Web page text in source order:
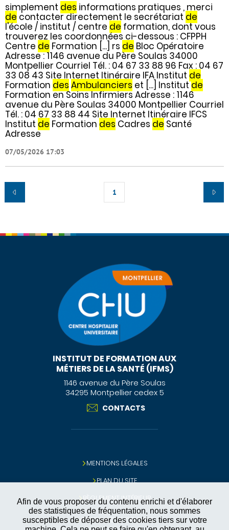
Afin de vous proposer du contenu enrichi et d'élaborer
des statistiques de fréquentation, nous sommes
susceptibles de déposer des cookies tiers sur votre
simplement des informations pratiques , merci
de contacter directement le secrétariat de
l'école / institut / centre de formation, dont vous
trouverez les coordonnées ci-dessous : CFPPH
Centre de Formation [...] rs de Bloc Opératoire
Adresse : 1146 avenue du Père Soulas 34000
Montpellier Courriel Tél. : 04 67 33 88 96 Fax : 04 67
33 08 43 Site Internet Itinéraire IFA Institut de
Formation des Ambulanciers et [...] Institutde
Formation en Soins Infirmiers Adresse : 1146
avenue du Père Soulas 34000 Montpellier Courriel
Tél. : 04 67 33 88 44 Site Internet Itinéraire IFCS
Institut de Formation des Cadres de Santé
Adresse
07/05/2026 17:03
1
INSTITUT DE FORMATION AUX
MÉTIERS DE LA SANTÉ (IFMS)
1146 avenue du Père Soulas
34295 Montpellier cedex 5
CONTACTS
MENTIONS LÉGALES
PLAN DU SITE
RÈGLEMENT INTÉRIEUR
GESTION DES COOKIES